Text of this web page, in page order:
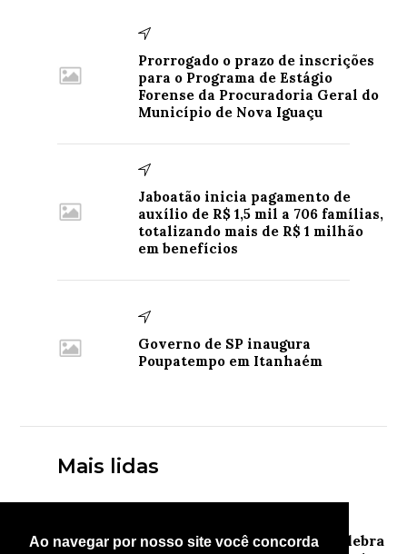
Ao navegar por nosso site você concorda
Prorrogado o prazo de inscrições
para o Programa de Estágio
Forense da Procuradoria Geral do
Município de Nova Iguaçu
Jaboatão inicia pagamento de
auxílio de R$ 1,5 mil a 706 famílias,
totalizando mais de R$ 1 milhão
em benefícios
Governo de SP inaugura
Poupatempo em Itanhaém
Mais lidas
1
Festival Junino das Escolas do Polo IV celebra